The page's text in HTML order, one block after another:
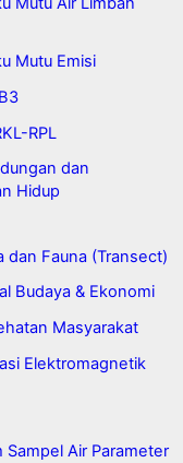
Mutu Emisi
RPL
dan
Hidup
dan Fauna (Transect)
Budaya & Ekonomi
Masyarakat
Elektromagnetik
Sampel Air Parameter